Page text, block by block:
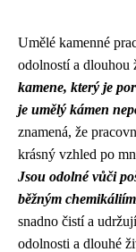
Umělé kamenné
odolností a dlouhou
kamene, který je
je umělý kámen
znamená, že
krásný vzhled po
Jsou odolné vůči
běžným
snadno čistí a
odolnosti a dlouhé